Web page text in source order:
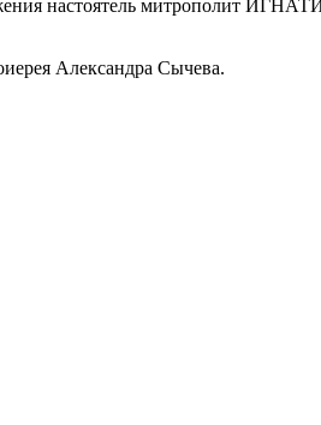
настоятель митрополит
Александра Сычева.